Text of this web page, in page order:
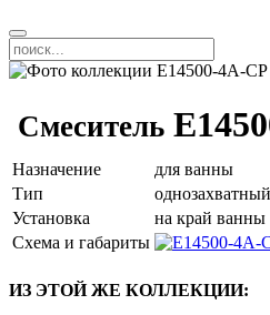
Смеситель
Назначение
для ванны
Тип
однозахватный
Установка
на край ванны
Схема и габариты
ИЗ ЭТОЙ ЖЕ КОЛЛЕКЦИИ: